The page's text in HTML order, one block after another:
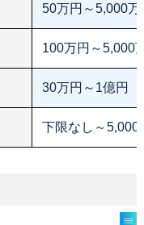
50万円～5,000万
100万円～5,000
30万円～1億円
下限なし～5,000